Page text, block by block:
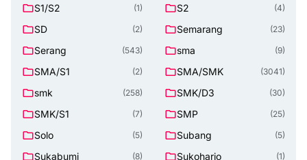
S1/S2 (1) S2 (4)
SD (2) Semarang (23)
Serang (543) sma (9)
SMA/S1 (2) SMA/SMK (3041)
smk (258) SMK/D3 (30)
SMK/S1 (7) SMP (25)
Solo (5) Subang (5)
Sukabumi (8) Sukoharjo (1)